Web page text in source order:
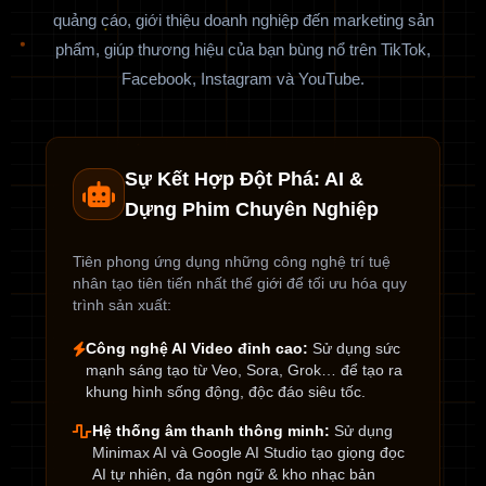
quảng cáo, giới thiệu doanh nghiệp đến marketing sản
phẩm, giúp thương hiệu của bạn bùng nổ trên TikTok,
Facebook, Instagram và YouTube.
Sự Kết Hợp Đột Phá: AI &
Dựng Phim Chuyên Nghiệp
Tiên phong ứng dụng những công nghệ trí tuệ
nhân tạo tiên tiến nhất thế giới để tối ưu hóa quy
trình sản xuất:
Công nghệ AI Video đỉnh cao: Sử dụng sức
mạnh sáng tạo từ Veo, Sora, Grok… để tạo ra
khung hình sống động, độc đáo siêu tốc.
Hệ thống âm thanh thông minh: Sử dụng
Minimax AI và Google AI Studio tạo giọng đọc
AI tự nhiên, đa ngôn ngữ & kho nhạc bản